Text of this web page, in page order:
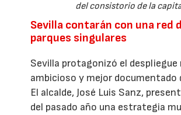
del consistorio de la
Sevilla contarán con una red
parques singulares
Sevilla protagonizó el despliegue
ambicioso y mejor documentado
El alcalde, José Luis Sanz,
del pasado año una estrategia